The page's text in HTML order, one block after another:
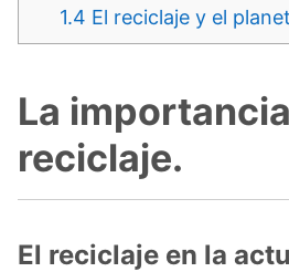
1.4 El reciclaje y el
La
reciclaje.
El reciclaje en la